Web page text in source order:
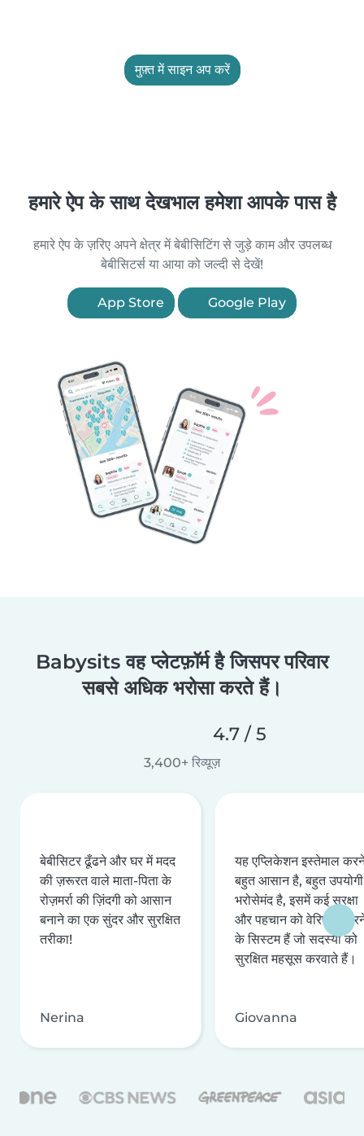
मुफ़्त में साइन अप करें
हमारे ऐप के साथ देखभाल हमेशा आपके पास है
हमारे ऐप के ज़रिए अपने क्षेत्र में बेबीसिटिंग से जुड़े काम और उपलब्ध
बेबीसिटर्स या आया को जल्दी से देखें!
App Store Google Play
Babysits वह प्लेटफ़ॉर्म है जिसपर परिवार
सबसे अधिक भरोसा करते हैं।
4.7 / 5
3,400+ रिव्यूज़
बेबीसिटर ढूँढने और घर में मदद
की ज़रूरत वाले माता-पिता के
रोज़मर्रा की ज़िंदगी को आसान
बनाने का एक सुंदर और सुरक्षित
तरीका!
Nerina
यह एप्लिकेशन इस्तेमाल
बहुत आसान है, बहुत
भरोसेमंद है, इसमें कई सुरक्षा
और पहचान को वेरिफ़ाई
के सिस्टम हैं जो सदस्यों को
सुरक्षित महसूस करवाते हैं।
Giovanna